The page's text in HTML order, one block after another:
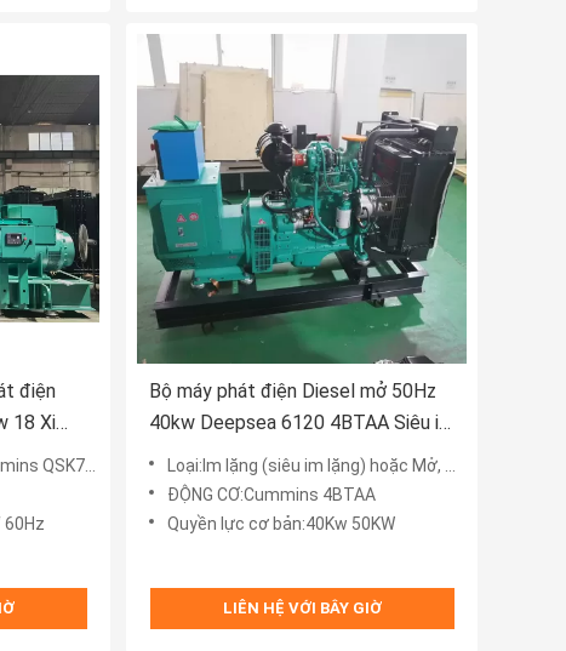
điện
18 Xi
QSK78-G8
Bộ máy phát điện Diesel mở 50Hz
40kw Deepsea 6120 4BTAA Siêu im
lặngLoại:Im lặng (siêu im lặng) hoặc Mở, Mở / im lặng / di động, Im lặng, Cách âm / mở / thùng chứa, Mở / Lát
ĐỘNG CƠ:Cummins 4BTAA
Quyền lực cơ bản:40Kw 50KW
LIÊN HỆ VỚI BÂY GIỜ